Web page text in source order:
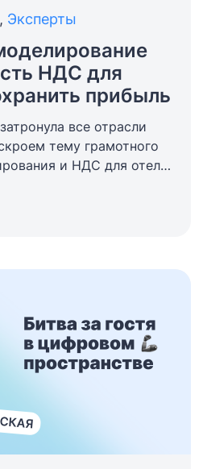
, Эксперты
НДС для
прибыль
все отрасли
тему грамотного
и НДС для отелей
в соответствии